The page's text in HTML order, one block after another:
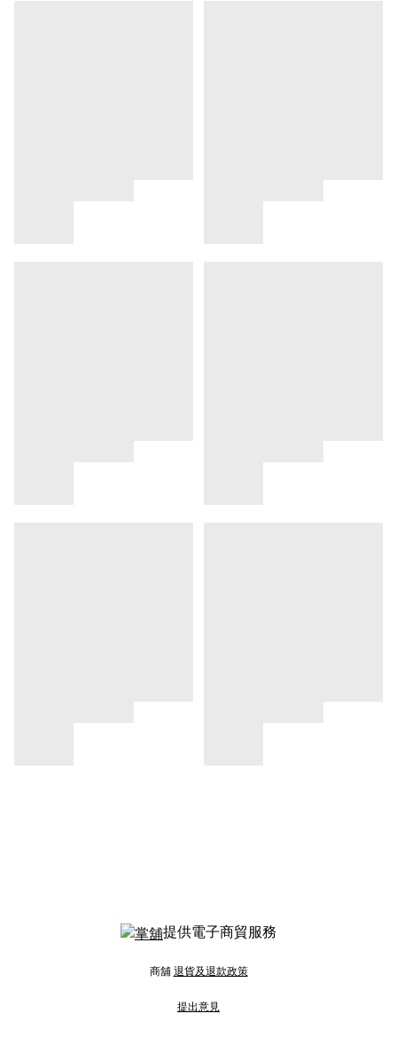
提供電子商貿服務
商舖 退貨及退款政策
提出意見